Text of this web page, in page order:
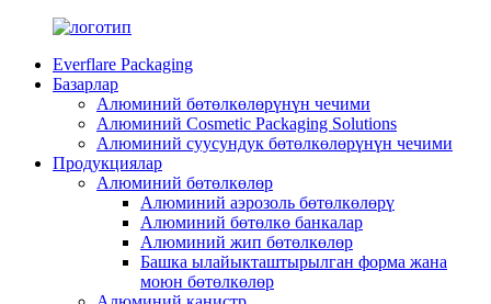
Everflare Packaging
Базарлар
Алюминий бөтөлкөлөрүнүн чечими
Алюминий Cosmetic Packaging Solutions
Алюминий суусундук бөтөлкөлөрүнүн чечими
Продукциялар
Алюминий бөтөлкөлөр
Алюминий аэрозоль бөтөлкөлөрү
Алюминий бөтөлкө банкалар
Алюминий жип бөтөлкөлөр
Башка ылайыкташтырылган форма жана
моюн бөтөлкөлөр